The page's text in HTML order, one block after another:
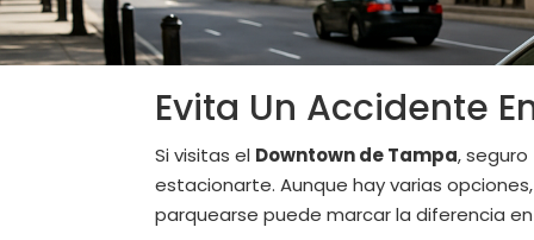
Evita Un Accidente
Si visitas el Downtown de Tampa,
estacionarte. Aunque hay varias
parquearse puede marcar la diferencia